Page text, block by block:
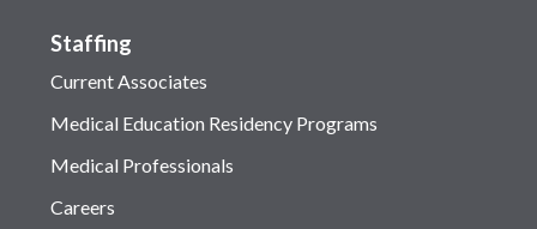
Staffing
Current Associates
Medical Education Residency Programs
Medical Professionals
Careers